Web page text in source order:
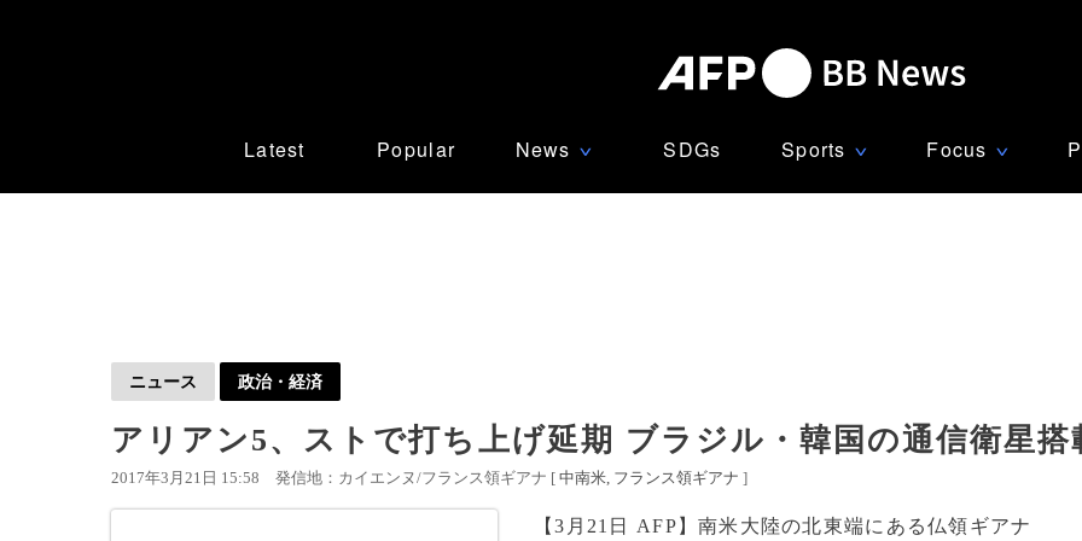
Latest Popular News ∨ SDGs Sports ∨ Focus ∨
ニュース 政治・経済
アリアン5、ストで打ち上げ延期 ブラジル・韓国の通信衛星搭
2017年3月21日 15:58 発信地：カイエンヌ/フランス領ギアナ [ 中南米 フランス領ギアナ ]
【3月21日 AFP】南米大陸の北東端にある仏領ギアナ